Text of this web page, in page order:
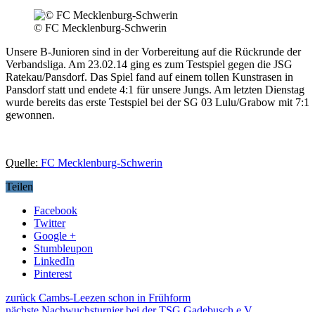
© FC Mecklenburg-Schwerin
Unsere B-Junioren sind in der Vorbereitung auf die Rückrunde der
Verbandsliga. Am 23.02.14 ging es zum Testspiel gegen die JSG
Ratekau/Pansdorf. Das Spiel fand auf einem tollen Kunstrasen in
Pansdorf statt und endete 4:1 für unsere Jungs. Am letzten Dienstag
wurde bereits das erste Testspiel bei der SG 03 Lulu/Grabow mit 7:1
gewonnen.
Quelle: FC Mecklenburg-Schwerin
Teilen
Facebook
Twitter
Google +
Stumbleupon
LinkedIn
Pinterest
zurück Cambs-Leezen schon in Frühform